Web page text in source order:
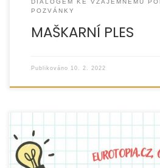
POZVÁNKY
MAŠKARNÍ PLES
Publikováno 10. 2. 2022